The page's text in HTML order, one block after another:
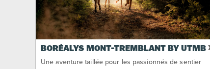
BORÉALYS MONT-TREMBLANT BY UTMB
Une aventure taillée pour les passionnés de sentier